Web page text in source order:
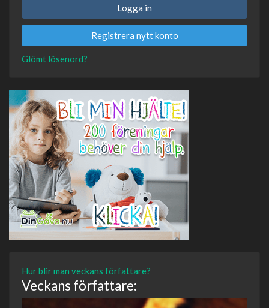
Logga in
Registrera nytt konto
Glömt lösenord?
Hur blir man veckans författare?
Veckans författare: